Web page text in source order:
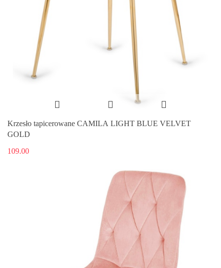
Krzesło tapicerowane CAMILA LIGHT BLUE VELVET
GOLD
109.00